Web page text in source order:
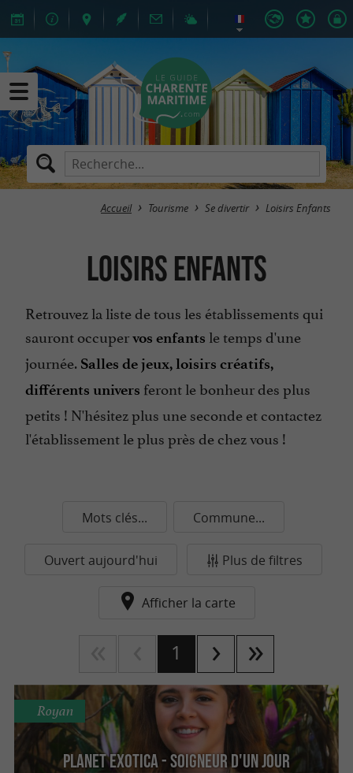
Accueil Tourisme Se divertir Loisirs Enfants
Loisirs Enfants
Retrouvez la liste de tous les établissements qui
sauront occupervos enfants le temps d'une
journée. Salles de jeux, loisirs créatifs,
différents univers feront le bonheur des plus
petits ! N'hésitez plus une seconde et contactez
l'établissement le plus près de chez vous !
Mots clés... Commune...
Ouvert aujourd'hui Plus de filtres
Afficher la carte
1
Planet Exotica - Soigneur d'un jour
Royan